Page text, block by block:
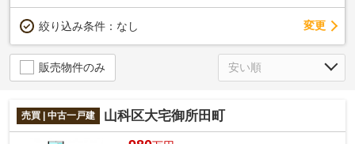
絞り込み条件： なし 変更
販売物件のみ
売買 | 中古一戸建 山科区大宅御所田町